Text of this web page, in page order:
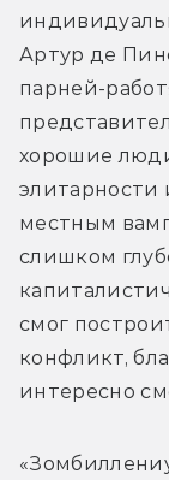
Артур де
парней-
хорошие
элитарности
местным
слишком
смог
конфликт,
интересно